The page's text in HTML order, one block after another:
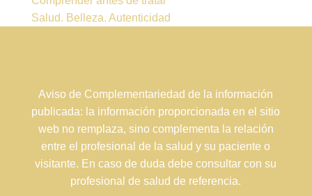
Salud. Belleza. Autenticidad
Aviso de Complementariedad de la información
publicada: la información proporcionada en el sitio
web no remplaza, sino complementa la relación
entre el profesional de la salud y su paciente o
visitante. En caso de duda debe consultar con su
profesional de salud de referencia.